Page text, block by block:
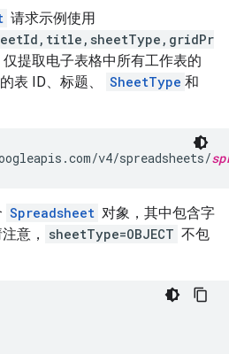
请求示例使用
提取电子表格中所有工作表的
表 ID、标题、 SheetType 和
v4/spreadsheets/
Spreadsheet 对象，其中包含字
意，
sheetType=OBJECT 不包